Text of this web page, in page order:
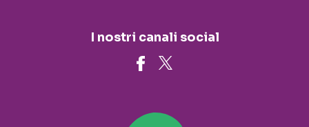
I nostri canali social